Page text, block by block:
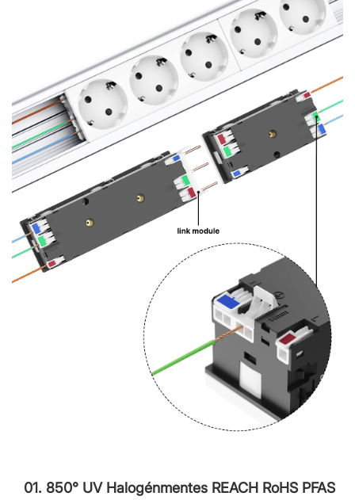
01. 850° UV Halogénmentes REACH RoHS PFAS